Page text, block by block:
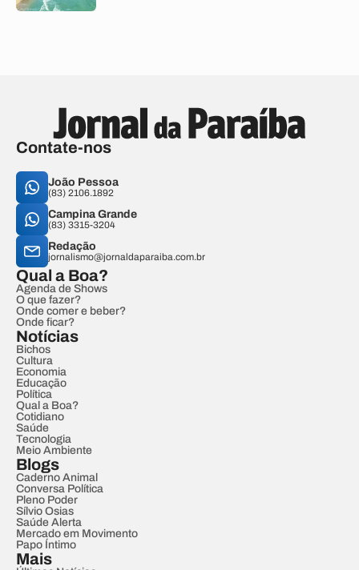
Contate-nos
João Pessoa
(83) 2106.1892
Campina Grande
(83) 3315-3204
Redação
jornalismo@jornaldaparaiba.com.br
Qual a Boa?
Agenda de Shows
O que fazer?
Onde comer e beber?
Onde ficar?
Notícias
Bichos
Cultura
Economia
Educação
Política
Qual a Boa?
Cotidiano
Saúde
Tecnologia
Meio Ambiente
Blogs
Caderno Animal
Conversa Política
Pleno Poder
Sílvio Osias
Saúde Alerta
Mercado em Movimento
Papo Íntimo
Mais